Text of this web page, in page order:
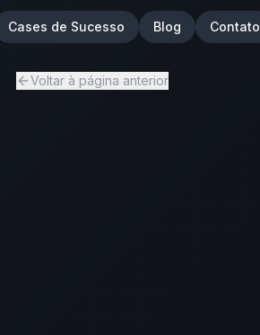
Cases de Sucesso Blog Contato
Voltar à página anterior